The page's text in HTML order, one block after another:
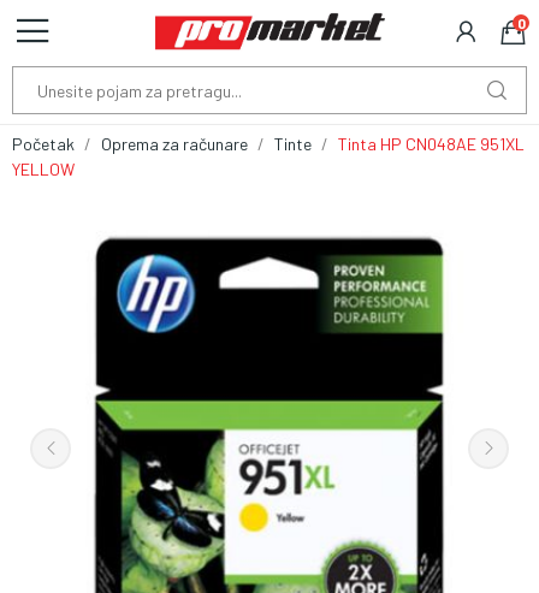
0
Početak Oprema za računare Tinte
Tinta HP CN048AE 951XL
YELLOW